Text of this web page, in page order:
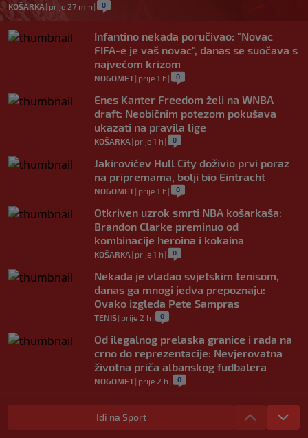
KOŠARKA | prije 27 min | 0
Infantino nekada poručivao: "Novac
FIFA-e je vaš novac", danas se suočava s
najvećom krizom
NOGOMET| prije 1 h | 0
Enes Kanter Freedom želi na WNBA
draft: Neobičnim potezom pokušava
ukazati na pravila lige
KOŠARKA | prije 1 h | 0
Jakirovićev Hull City doživio prvi poraz
na pripremama, bolji bio Eintracht
NOGOMET| prije 1 h | 0
Otkriven uzrok smrti NBA košarkaša:
Brandon Clarke preminuo od
kombinacije heroina i kokaina
KOŠARKA | prije 1 h | 0
Nekada je vladao svjetskim tenisom,
danas ga mnogi jedva prepoznaju:
Ovako izgleda Pete Sampras
TENIS| prije 2 h | 0
Od ilegalnog prelaska granice i rada na
crno do reprezentacije: Nevjerovatna
životna priča albanskog fudbalera
NOGOMET| prije 2 h | 0
Deco iz sjene preokrenuo posao: Rodri
bio bliži Real Madridu, a sada je na
Idi na Sport